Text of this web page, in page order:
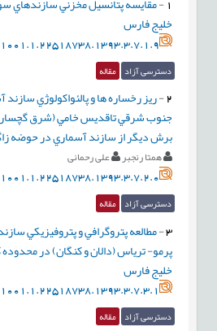
خليج فارس
دسترسی آزاد مقاله
2
-ريز رخساره ها و پالئواکولوژي سازند
جنوب شرقي تاقديس خامي (شرق
برش ديگر از سازند آسماري در حوضه
همتا رنجبر علی رحمانی
دسترسی آزاد مقاله
3
-مطالعه پتروگرافي و پتروفيزيکي
پرمو- ترياس (دالان و کنگان) در محدوده
خليج فارس
دسترسی آزاد مقاله